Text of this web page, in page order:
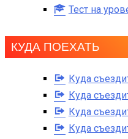
Тест на
КУДА ПОЕХАТЬ
Куда
Куда
Куда
Куда